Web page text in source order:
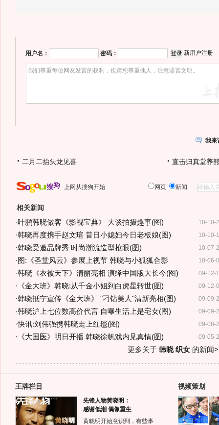
用户名： 密码： 新用户注册
我来
二月二抬头龙见喜 直击归真堂养
上网从搜狗开始 网页 新闻
相关新闻
10-10-
·叶鹏韩晓做客《影视宝典》 大谈拍摄趣事(图)
10-10-
·韩晓再度携手赵文瑄 昔日小媳妇今日老板娘(图)
10-07-
·韩晓受邀品牌秀 时尚潮流造型抢眼(图)
10-06-
· 图:《圣堂风云》参展上视节 韩晓与小狐狐合影
09-12-
·韩晓《衣被天下》清丽亮相 演绎中国版大长今(图)
09-12-
· 《金大班》韩晓:从千金小姐到白虎星转世(图)
09-09-
·韩晓抵宁宣传《金大班》 "刁钻美人"清新亮相(图)
09-09-
·韩晓沪上七位数高价代言 自曝生活上是宅女(图)
09-08-
·快讯:刘伟强携韩晓走上红毯(图)
09-05-
· 《大国医》明日开播 韩晓徐帆戏内见真情(图)
更多关于 韩晓 织女的新闻
王牌栏目
先锋人物黄晓明：
感谢低潮 偶像重生
黄晓明开始意识到，有些事
视频策划